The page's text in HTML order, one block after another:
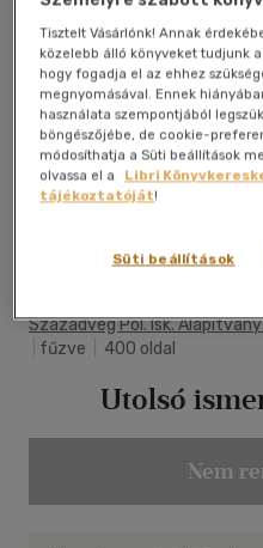
Századvég Pol. Isk.
fűzve 400 oldal
Utolsó
Nem
Tisztelt Vásárlónk! Annak
közelebb álló könyveket tudjunk
hogy fogadja el az ehhez
megnyomásával. Ennek
használata szempontjából
böngészőjébe, de cookie-
módosíthatja a Süti beállítások
olvassa el a
Libri
tájékoztatóját!
Süti beállítások